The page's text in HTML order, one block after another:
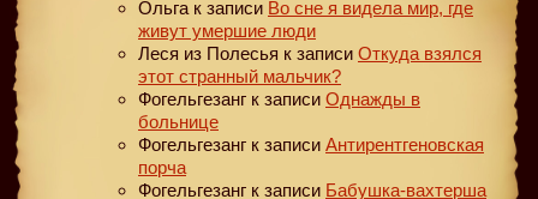
Ольга к записи Во сне я видела мир, где
живут умершие люди
Леся из Полесья к записи Откуда взялся
этот странный мальчик?
Фогельгезанг к записи Однажды в
больнице
Фогельгезанг к записи Антирентгеновская
порча
Фогельгезанг к записи Бабушка-вахтерша